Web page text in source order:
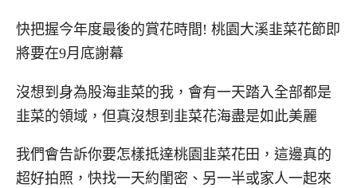
快把握今年度最後的賞花時間! 桃園大溪韭菜花節即
將要在9月底謝幕
沒想到身為股海韭菜的我，會有一天踏入全部都是
韭菜的領域，但真沒想到韭菜花海盡是如此美麗
我們會告訴你要怎樣抵達桃園韭菜花田，這邊真的
超好拍照，快找一天約閨密、另一半或家人一起來